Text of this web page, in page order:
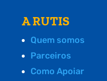
A RUTIS
Quem somos
Parceiros
Como Apoiar